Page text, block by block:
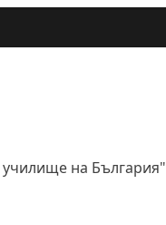
училище на България"